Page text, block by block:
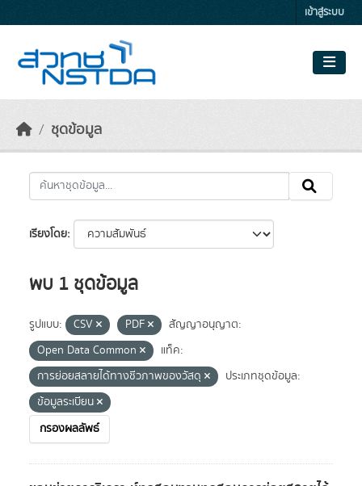
เข้าสู่ระบบ
ชุดข้อมูล
เรียงโดย
พบ 1 ชุดข้อมูล
รูปแบบ: CSV PDF
สัญญาอนุญาต:
Open Data Common
แท็ค:
การย่อยสลายได้ทางชีวภาพของวัสดุ
ประเภทชุดข้อมูล:
ข้อมูลระเบียน
กรองผลลัพธ์